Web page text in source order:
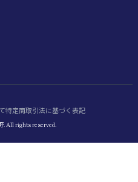
特定商取引法に基づく表記
. All rights reserved.